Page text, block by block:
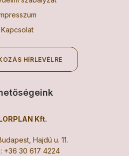
Kapcsolat
HÍRLEVÉLRE
Kft.
Hajdú u. 11.
+36 30 617 4224